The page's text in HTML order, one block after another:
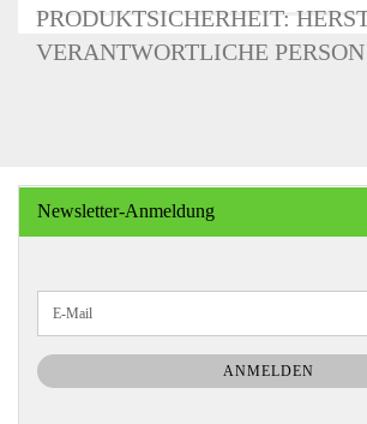
PRODUKTSICHERHEIT:
VERANTWORTLICHE PERSON
Newsletter-Anmeldung
ZUR
NEWSLETTER-
ANMELDUNG
E-
Mail
ANMELDEN